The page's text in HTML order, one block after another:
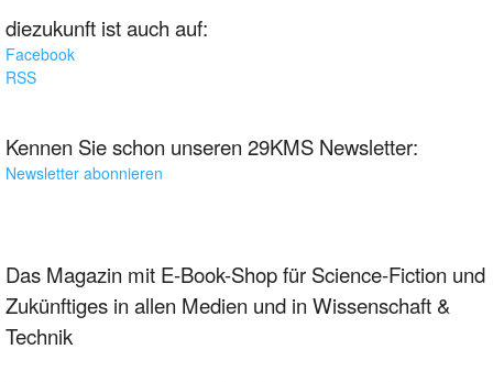
diezukunft ist auch auf:
Facebook
RSS
Kennen Sie schon unseren 29KMS Newsletter:
Newsletter abonnieren
Das Magazin mit E-Book-Shop für Science-Fiction und
Zukünftiges in allen Medien und in Wissenschaft &
Technik